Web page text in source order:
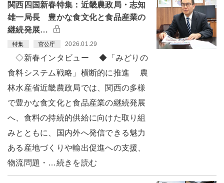
関西四国新春特集：近畿農政局・志知
雄一局長 豊かな食文化と食品産業の
継続発展…
特集 官公庁 2026.01.29
◇新春インタビュー ◆「みどりの
食料システム戦略」横断的に推進 農
林水産省近畿農政局では、関西の多様
で豊かな食文化と食品産業の継続発展
へ、食料の持続的供給に向けた取り組
みとともに、国内外へ発信できる魅力
ある産地づくりや輸出促進への支援、
物流問題・…続きを読む